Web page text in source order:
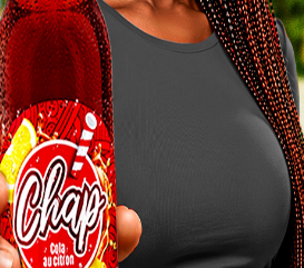
les échanges économiques
et Phnom Penh. En facilitant
entre les décideurs des
il ouvre la voie à des discussions
sur le commerce, les
et la coopération dans des
clés de l’économie du Togo. Ce
togolaises d’accéder au